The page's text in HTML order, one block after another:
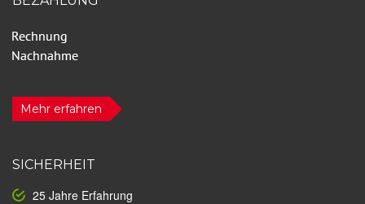
Mehr erfahren
SICHERHEIT
25 Jahre Erfahrung